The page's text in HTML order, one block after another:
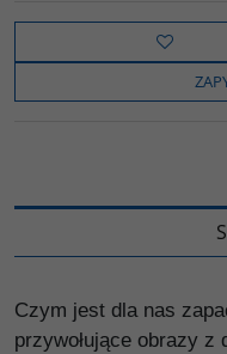
e
o
t
t
e
o
y
i
k
Czym jest dla nas
przywołujące obrazy z